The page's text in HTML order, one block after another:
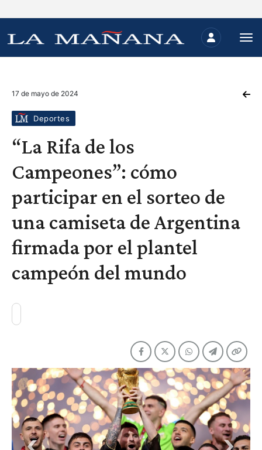
17 de mayo de 2024
Deportes
“La Rifa de los
Campeones”: cómo
participar en el sorteo de
una camiseta de Argentina
firmada por el plantel
campeón del mundo